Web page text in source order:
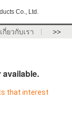
Co., Ltd.
เกี่ยวกับเรา >>
that interest